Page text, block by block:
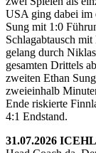
USA ging dabei im
Sung mit 1:0
Schlagabtausch
gelang durch
gesamten Drittels
zweiten Ethan
zweieinhalb
Ende riskierte
4:1 Endstand.
31.07.2026 ICEHL